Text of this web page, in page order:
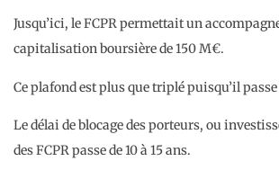
Jusqu’ici, le FCPR permettait un
capitalisation boursière de 150 M€.
Ce plafond est plus que triplé puisqu’il
Le délai de blocage des porteurs, ou
des FCPR passe de 10 à 15 ans.